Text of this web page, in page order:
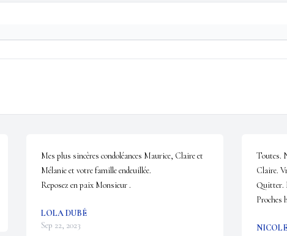
Mes plus sincères condoléances Maurice, Claire et
Mélanie et votre famille endeuillée.
Reposez en paix Monsieur .
LOLA DUBÉ
Sep 22, 2023
Toutes.
Claire.
Quitter.
Proches